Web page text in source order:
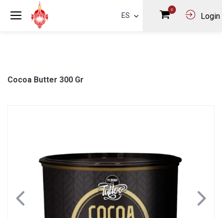
ES
0
Login
Cocoa Butter 300 Gr